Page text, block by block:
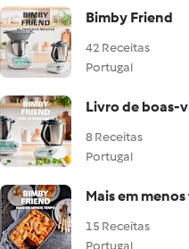
Bimby Friend
42 Receitas
Portugal
Livro de boas-
8 Receitas
Portugal
Mais em
15 Receitas
Portugal